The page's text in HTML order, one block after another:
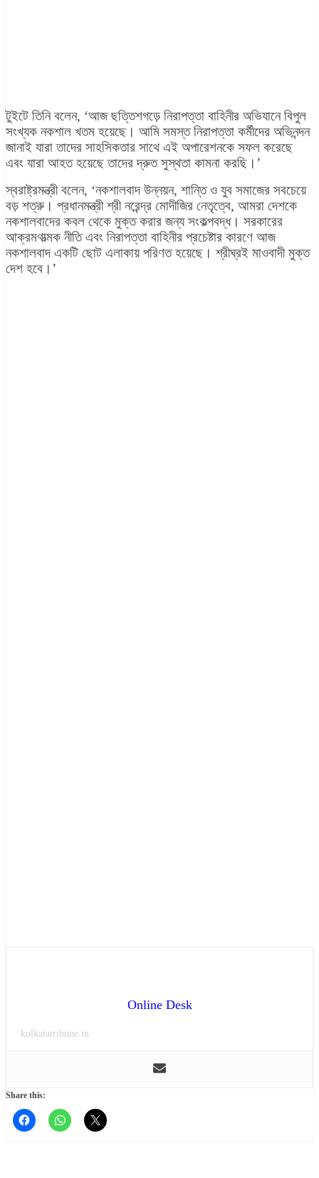
টুইটে তিনি বলেন, ‘আজ ছত্তিশগড়ে নিরাপত্তা বাহিনীর অভিযানে বিপুল
সংখ্যক নকশাল খতম হয়েছে। আমি সমস্ত নিরাপত্তা কর্মীদের অভিনন্দন
জানাই যারা তাদের সাহসিকতার সাথে এই অপারেশনকে সফল করেছে
এবং যারা আহত হয়েছে তাদের দ্রুত সুস্থতা কামনা করছি।’
স্বরাষ্ট্রমন্ত্রী বলেন, ‘নকশালবাদ উন্নয়ন, শান্তি ও যুব সমাজের সবচেয়ে
বড় শত্রু। প্রধানমন্ত্রী শ্রী নরেন্দ্র মোদীজির নেতৃত্বে, আমরা দেশকে
নকশালবাদের কবল থেকে মুক্ত করার জন্য সংকল্পবদ্ধ। সরকারের
আক্রমণাত্মক নীতি এবং নিরাপত্তা বাহিনীর প্রচেষ্টার কারণে আজ
নকশালবাদ একটি ছোট এলাকায় পরিণত হয়েছে। শ্রীঘ্রই মাওবাদী মুক্ত
দেশ হবে।’
Online Desk
kolkatatribune.in
Share this: